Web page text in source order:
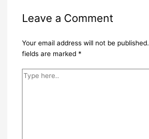
Leave a Comment
Your email address will not be published.
fields are marked *
Type